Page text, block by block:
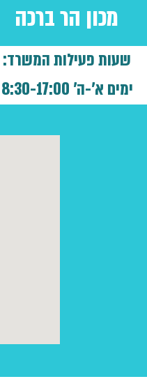
מכון הר ברכה
שעות פעילות המשרד:
ימים א'-ה' 8:30-17:00